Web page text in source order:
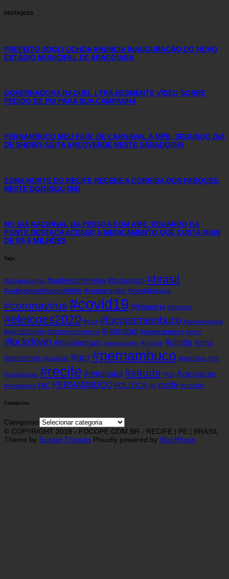
DESTAQUES
PREFEITO JOGLI UCHOA ANUNCIA INAUGURAÇÃO DO NOVO
ESTÁDIO MUNICIPAL DE ARAÇOIABA
GOVERNADORA RAQUEL LYRA DESMENTE VÍDEO SOBRE
PEDIDO DE PIX PARA SUA CAMPANHA
PERNAMBUCO MEU PAÍS: DE CARNAVAL A MPB, SEGUNDO DIA
DE SHOWS AGITA ARCOVERDE NESTE SÁBADO(08)
ZONA NORTE DO RECIFE RECEBE A CORRIDA DOS PARQUES,
NESTE DOMINGO (08)
NO DIA NACIONAL DA PESSOA COM AME, EDUARDO DA
FONTE DESTACA ACESSO A MEDICAMENTO QUE CUSTA MAIS
DE R$ 6 MILHÕES
Tags
#alvaroporto #andersonferreira #bolsonaro #brasil
#cabodesantoagostinho #camaragibe #cestabasica
#coronavirus #covid19 #denuncia #doacao
#eleicoes2020 #eua #focopernambuco #fundaoeleitoral
#geraldojulio #hidroxicloroquina #jaboatao #joaocampos #leitos
#lockdown #mariliaarraes #miguelcoelho #mppe #olinda #oms
#pandemia #paulista #pcr#pernambuco #petrolina #pt
#rafaeldantas #recife #retomada #saude #tce #vacinacao
#vereadores FBC PERNAMBUCO POLÍTICA pp recife vereador
Categorias
Categorias
© COPYRIGHT 2018 - FOCOPE.COM.BR - RECIFE | PE | BRASIL
Theme by Scissor Themes Proudly powered by WordPress